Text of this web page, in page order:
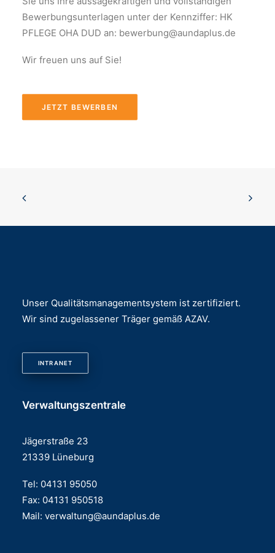
Bewerbungsunterlagen unter der Kennziffer: HK
PFLEGE OHA DUD an: bewerbung@aundaplus.de
Wir freuen uns auf Sie!
JETZT BEWERBEN
Unser Qualitätsmanagementsystem ist zertifiziert.
Wir sind zugelassener Träger gemäß AZAV.
INTRANET
Verwaltungszentrale
Jägerstraße 23
21339 Lüneburg
Tel: 04131 95050
Fax: 04131 950518
Mail: verwaltung@aundaplus.de